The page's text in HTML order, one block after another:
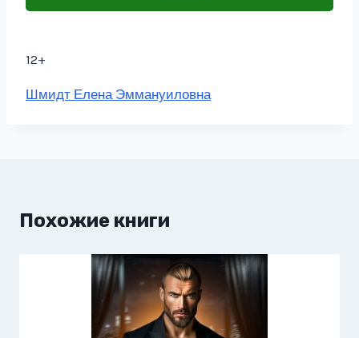
12+
Метки
Шмидт Елена Эммануиловна
Похожие книги